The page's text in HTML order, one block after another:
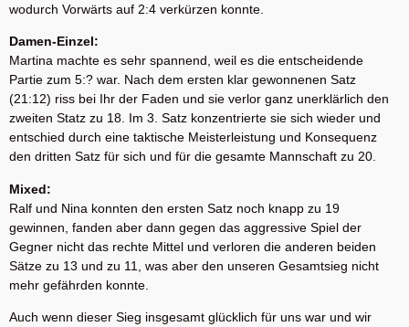
wodurch Vorwärts auf 2:4 verkürzen konnte.
Damen-Einzel:
Martina machte es sehr spannend, weil es die entscheidende
Partie zum 5:? war. Nach dem ersten klar gewonnenen Satz
(21:12) riss bei Ihr der Faden und sie verlor ganz unerklärlich den
zweiten Statz zu 18. Im 3. Satz konzentrierte sie sich wieder und
entschied durch eine taktische Meisterleistung und Konsequenz
den dritten Satz für sich und für die gesamte Mannschaft zu 20.
Mixed:
Ralf und Nina konnten den ersten Satz noch knapp zu 19
gewinnen, fanden aber dann gegen das aggressive Spiel der
Gegner nicht das rechte Mittel und verloren die anderen beiden
Sätze zu 13 und zu 11, was aber den unseren Gesamtsieg nicht
mehr gefährden konnte.
Auch wenn dieser Sieg insgesamt glücklich für uns war und wir